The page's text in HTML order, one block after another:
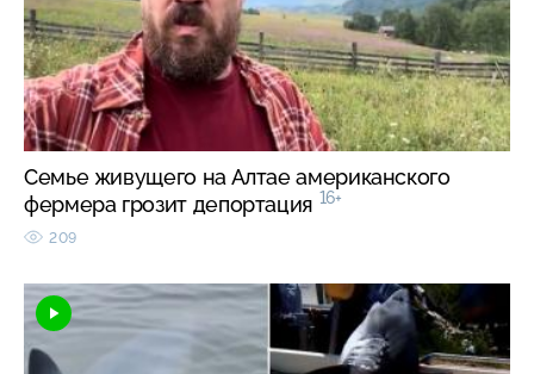
Семье живущего на Алтае американского
фермера грозит депортация 16+
209